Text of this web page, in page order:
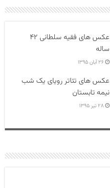
عکس های فقیه سلطانی ۴۲
ساله
۲۶ آبان ۱۳۹۵
عکس های تئاتر رویای یک شب
نیمه تابستان
۲۸ تیر ۱۳۹۵